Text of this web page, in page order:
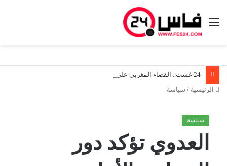
القائمة
الرئيسية / سياسة
سياسة
العدوي تؤكد دور